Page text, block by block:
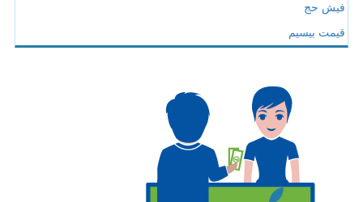
فیش حج
قیمت بیسیم